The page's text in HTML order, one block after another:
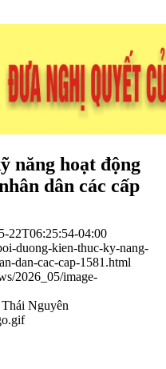
năng hoạt động
dân các cấp
22T06:25:54-04:00
duong-kien-thuc-ky-nang-
dan-cac-cap-1581.html
2026_05/image-
Nguyên